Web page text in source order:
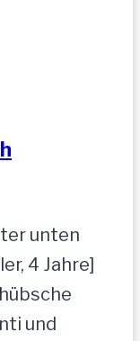
unten
4 Jahre]
und